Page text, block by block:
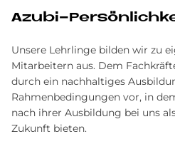
Azubi-
Unsere Lehrlinge bilden wir zu
Mitarbeitern aus. Dem
durch ein nachhaltiges
Rahmenbedingungen vor, in
nach ihrer Ausbildung bei uns
Zukunft bieten.